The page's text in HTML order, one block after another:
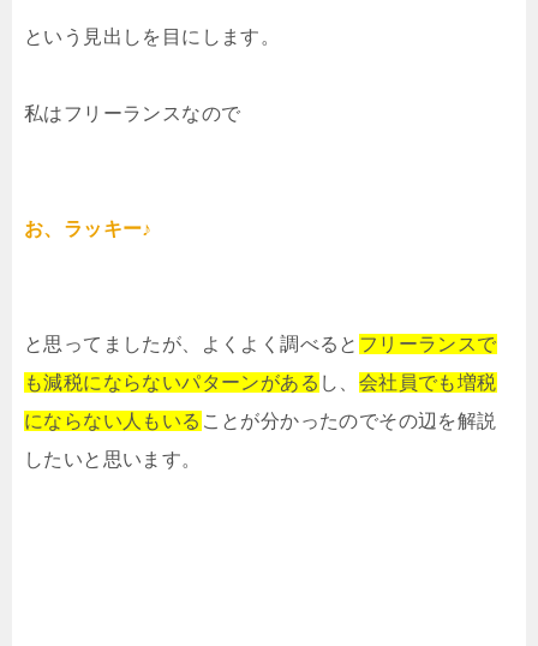
という見出しを目にします。
私はフリーランスなので
お、ラッキー♪
と思ってましたが、よくよく調べると フリーランスで
も減税にならないパターンがある し、 会社員でも増税
にならない人もいる ことが分かったのでその辺を解説
したいと思います。